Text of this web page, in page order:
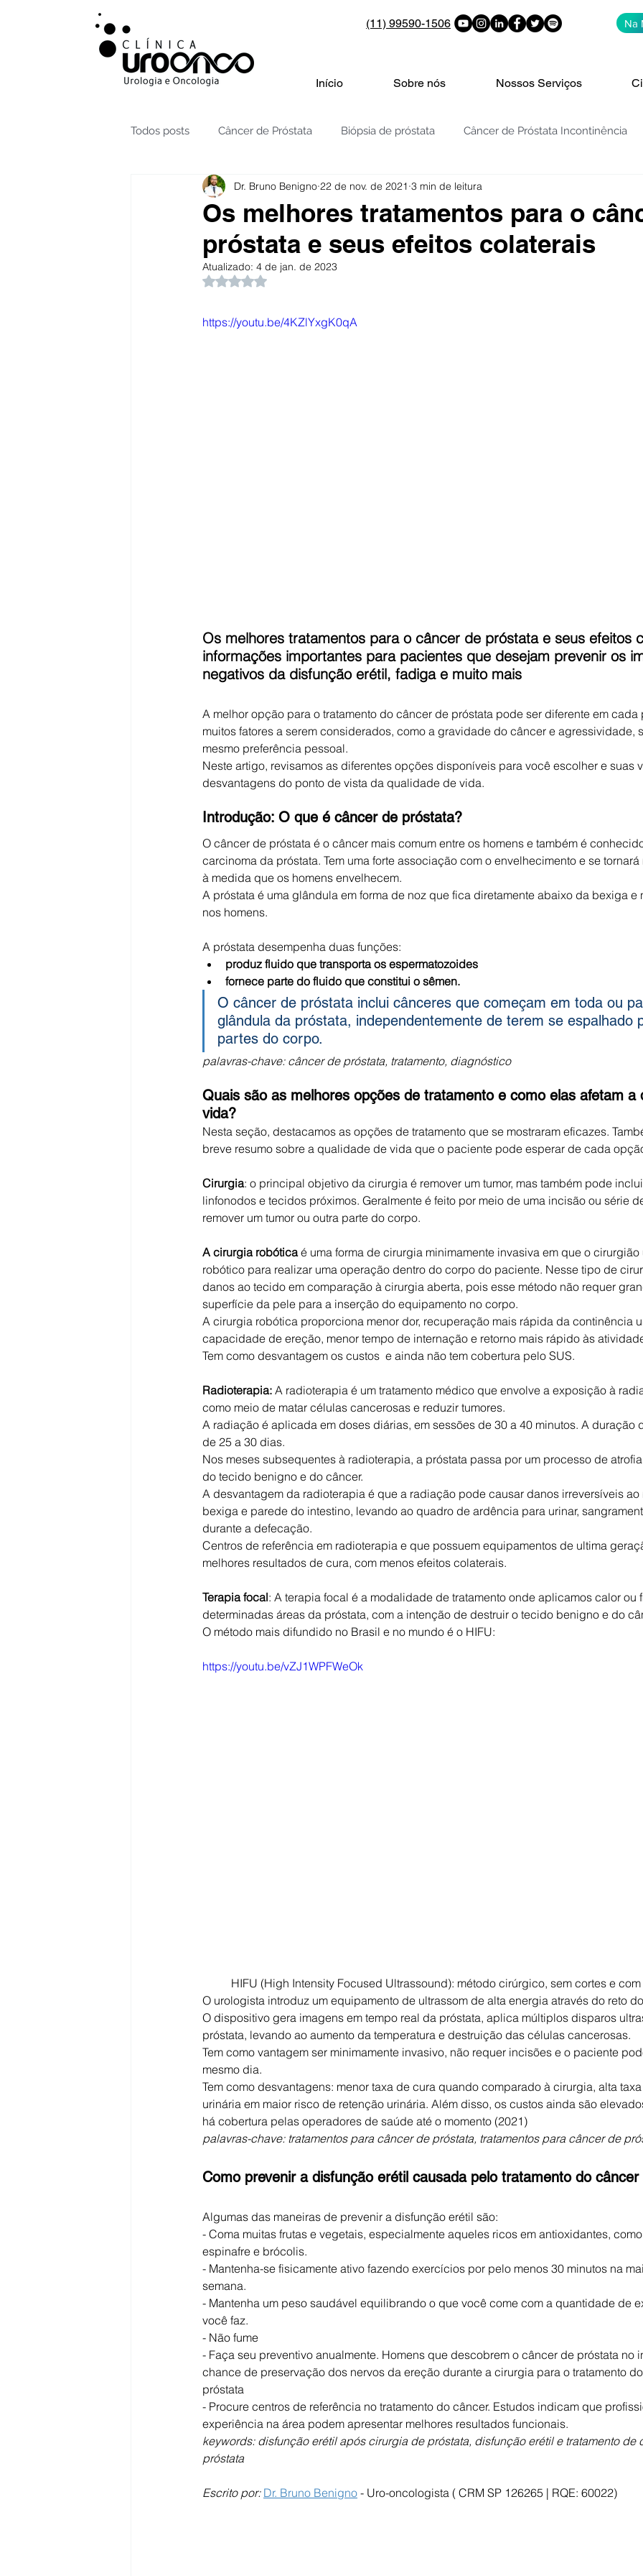
(11) 99590-1506 Na
Início Sobre nós Nossos Serviços
Todos posts Câncer de Próstata Biópsia de próstata Câncer de Próstata Incontinência
Radioterapia câncer de Próstata PROSTATA: PSA | 4K | PHI | PCA3
Testículos | Câncer Câncer de bexiga Nódulos e cistos nos rins Cólica Renal
Os melhores tratamentos para o
próstata e seus efeitos colaterais
Dr. Bruno Benigno 22 de nov. de 2021 3 min de leitura
Atualizado: 4 de jan. de 2023
Avaliado com NaN de 5 estrelas.
https://youtu.be/4KZlYxgK0qA
Os melhores tratamentos para o câncer de próstata e seus efeitos
informações importantes para pacientes que desejam prevenir os
negativos da disfunção erétil, fadiga e muito mais
A melhor opção para o tratamento do câncer de próstata pode ser diferente em cada
muitos fatores a serem considerados, como a gravidade do câncer e agressividade,
mesmo preferência pessoal.
Neste artigo, revisamos as diferentes opções disponíveis para você escolher e suas
desvantagens do ponto de vista da qualidade de vida.
Introdução: O que é câncer de próstata?
O câncer de próstata é o câncer mais comum entre os homens e também é
carcinoma da próstata. Tem uma forte associação com o envelhecimento e se
à medida que os homens envelhecem.
A próstata é uma glândula em forma de noz que fica diretamente abaixo da bexiga e
nos homens.
A próstata desempenha duas funções:
produz fluido que transporta os espermatozoides
fornece parte do fluido que constitui o sêmen.
O câncer de próstata inclui cânceres que começam em toda ou
glândula da próstata, independentemente de terem se espalhado
partes do corpo.
palavras-chave: câncer de próstata, tratamento, diagnóstico
Quais são as melhores opções de tratamento e como elas afetam a
vida?
Nesta seção, destacamos as opções de tratamento que se mostraram eficazes.
breve resumo sobre a qualidade de vida que o paciente pode esperar de cada
Cirurgia: o principal objetivo da cirurgia é remover um tumor, mas também pode
linfonodos e tecidos próximos. Geralmente é feito por meio de uma incisão ou série
remover um tumor ou outra parte do corpo.
A cirurgia robótica é uma forma de cirurgia minimamente invasiva em que o cirurgião
robótico para realizar uma operação dentro do corpo do paciente. Nesse tipo de
danos ao tecido em comparação à cirurgia aberta, pois esse método não requer
superfície da pele para a inserção do equipamento no corpo.
A cirurgia robótica proporciona menor dor, recuperação mais rápida da continência
capacidade de ereção, menor tempo de internação e retorno mais rápido às
Tem como desvantagem os custos  e ainda não tem cobertura pelo SUS.
Radioterapia: A radioterapia é um tratamento médico que envolve a exposição à
como meio de matar células cancerosas e reduzir tumores.
A radiação é aplicada em doses diárias, em sessões de 30 a 40 minutos. A duração
de 25 a 30 dias.
Nos meses subsequentes à radioterapia, a próstata passa por um processo de
do tecido benigno e do câncer.
A desvantagem da radioterapia é que a radiação pode causar danos irreversíveis ao
bexiga e parede do intestino, levando ao quadro de ardência para urinar,
durante a defecação.
Centros de referência em radioterapia e que possuem equipamentos de ultima
melhores resultados de cura, com menos efeitos colaterais.
Terapia focal: A terapia focal é a modalidade de tratamento onde aplicamos calor ou
determinadas áreas da próstata, com a intenção de destruir o tecido benigno e do
O método mais difundido no Brasil e no mundo é o HIFU:
https://youtu.be/vZJ1WPFWeOk
O urologista introduz um equipamento de ultrassom de alta energia através do reto
O dispositivo gera imagens em tempo real da próstata, aplica múltiplos disparos
próstata, levando ao aumento da temperatura e destruição das células cancerosas.
Tem como vantagem ser minimamente invasivo, não requer incisões e o paciente
mesmo dia.
Tem como desvantagens: menor taxa de cura quando comparado à cirurgia, alta
urinária em maior risco de retenção urinária. Além disso, os custos ainda são
há cobertura pelas operadores de saúde até o momento (2021)
palavras-chave: tratamentos para câncer de próstata, tratamentos para câncer de
Como prevenir a disfunção erétil causada pelo tratamento do
Algumas das maneiras de prevenir a disfunção erétil são:
- Coma muitas frutas e vegetais, especialmente aqueles ricos em antioxidantes,
espinafre e brócolis.
- Mantenha-se fisicamente ativo fazendo exercícios por pelo menos 30 minutos na
semana.
- Mantenha um peso saudável equilibrando o que você come com a quantidade de
você faz.
- Não fume
- Faça seu preventivo anualmente. Homens que descobrem o câncer de próstata no
chance de preservação dos nervos da ereção durante a cirurgia para o tratamento
próstata
- Procure centros de referência no tratamento do câncer. Estudos indicam que
experiência na área podem apresentar melhores resultados funcionais.
keywords: disfunção erétil após cirurgia de próstata, disfunção erétil e tratamento de
próstata
Escrito por: Dr. Bruno Benigno - Uro-oncologista ( CRM SP 126265 | RQE: 60022)